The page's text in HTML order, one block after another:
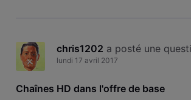
chris1202 a posté une
lundi 17 avril 2017
Chaînes HD dans l'offre de base